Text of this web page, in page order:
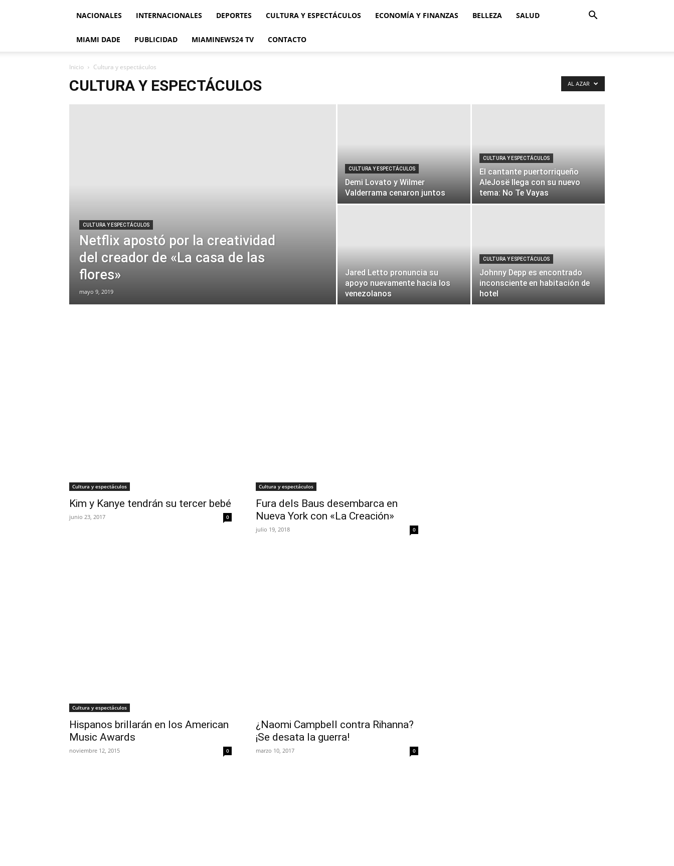
NACIONALES INTERNACIONALES DEPORTES CULTURA Y ESPECTÁCULOS ECONOMÍA Y FINANZAS BELLEZA SALUD
MIAMI DADE PUBLICIDAD MIAMINEWS24 TV CONTACTO
Inicio Cultura y espectáculos
CULTURA Y ESPECTÁCULOS AL AZAR
CULTURA Y ESPECTÁCULOS
Netflix apostó por la creatividad
del creador de «La casa de las
flores»
mayo 9, 2019
CULTURA Y ESPECTÁCULOS
Demi Lovato y Wilmer
Valderrama cenaron juntos
CULTURA Y ESPECTÁCULOS
El cantante puertorriqueño
AleJosë llega con su nuevo
tema: No Te Vayas
Jared Letto pronuncia su
apoyo nuevamente hacia los
venezolanos
CULTURA Y ESPECTÁCULOS
Johnny Depp es encontrado
inconsciente en habitación de
hotel
Cultura y espectáculos
Kim y Kanye tendrán su tercer bebé
junio 23, 2017 0
Cultura y espectáculos
Fura dels Baus desembarca en
Nueva York con «La Creación»
julio 19, 2018 0
Cultura y espectáculos
Hispanos brillarán en los American
Music Awards
noviembre 12, 2015 0
¿Naomi Campbell contra Rihanna?
¡Se desata la guerra!
marzo 10, 2017 0